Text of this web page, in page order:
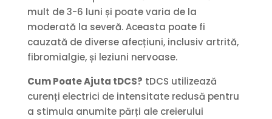
mult de 3-6 luni și poate varia de la
moderată la severă. Aceasta poate fi
cauzată de diverse afecțiuni, inclusiv artrită,
fibromialgie, și leziuni nervoase.
Cum Poate Ajuta tDCS? tDCS utilizează
curenți electrici de intensitate redusă pentru
a stimula anumite părți ale creierului